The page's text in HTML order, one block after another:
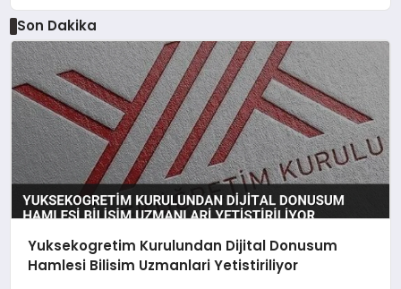
Son Dakika
Yuksekogretim Kurulundan Dijital Donusum
Hamlesi Bilisim Uzmanlari Yetistiriliyor